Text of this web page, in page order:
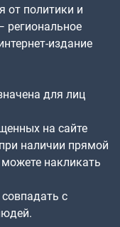
от политики и
региональное
издание
для лиц
на сайте
наличии прямой
накликать
с